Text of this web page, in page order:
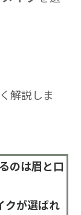
解説しま
のは眉と口
クが選ばれ